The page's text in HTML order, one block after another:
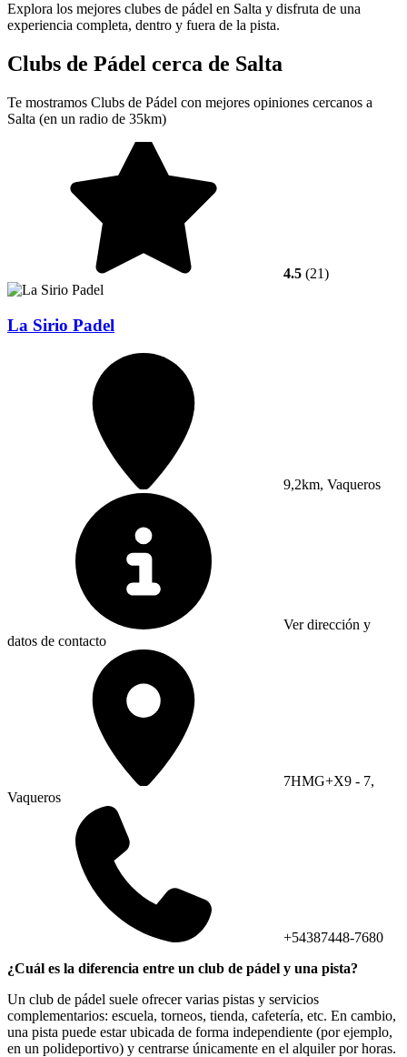
Explora los mejores clubes de pádel en Salta y disfruta de una
experiencia completa, dentro y fuera de la pista.
Clubs de Pádel cerca de Salta
Te mostramos Clubs de Pádel con mejores opiniones cercanos a
Salta (en un radio de 35km)
4.5 (21)
La Sirio Padel
9,2km, Vaqueros
Ver dirección y
datos de contacto
7HMG+X9 - 7,
Vaqueros
+54387448-7680
¿Cuál es la diferencia entre un club de pádel y una pista?
Un club de pádel suele ofrecer varias pistas y servicios
complementarios: escuela, torneos, tienda, cafetería, etc. En cambio,
una pista puede estar ubicada de forma independiente (por ejemplo,
en un polideportivo) y centrarse únicamente en el alquiler por horas.